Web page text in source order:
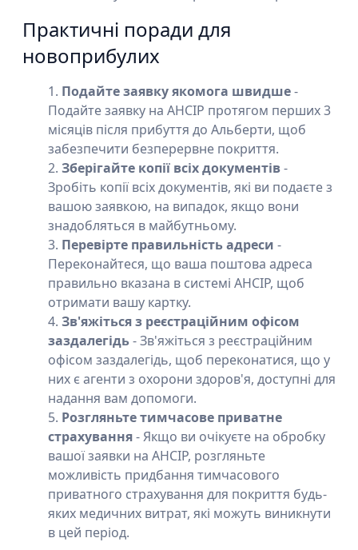
Практичні поради для
новоприбулих
Подайте заявку якомога швидше-
Подайте заявку на AHCIP протягом перших 3
місяців після прибуття до Альберти, щоб
забезпечити безперервне покриття.
Зберігайте копії всіх документів-
Зробіть копії всіх документів, які ви подаєте з
вашою заявкою, на випадок, якщо вони
знадобляться в майбутньому.
Перевірте правильність адреси -
Переконайтеся, що ваша поштова адреса
правильно вказана в системі AHCIP, щоб
отримати вашу картку.
Зв'яжіться з реєстраційним офісом
заздалегідь- Зв'яжіться з реєстраційним
офісом заздалегідь, щоб переконатися, що у
них є агенти з охорони здоров'я, доступні для
надання вам допомоги.
Розгляньте тимчасове приватне
страхування- Якщо ви очікуєте на обробку
вашої заявки на AHCIP, розгляньте
можливість придбання тимчасового
приватного страхування для покриття будь-
яких медичних витрат, які можуть виникнути
в цей період.